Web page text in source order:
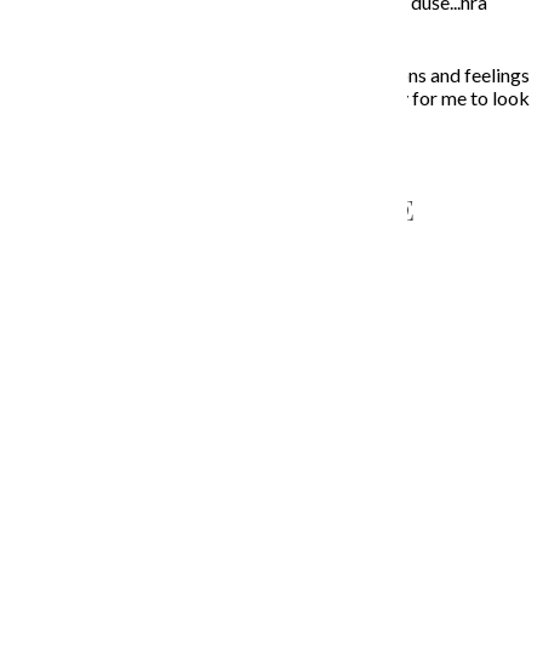
In my paintings I try to capture everyday situations and feelings
that touched my soul. Painting is the opportunity for me to look
NAPÍŠTE MI – CONTACT ME